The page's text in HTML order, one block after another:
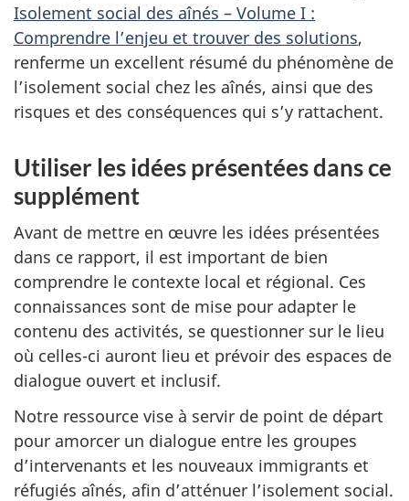
Isolement social des aînés – Volume I :
Comprendre l’enjeu et trouver des solutions,
renferme un excellent résumé du phénomène de
l’isolement social chez les aînés, ainsi que des
risques et des conséquences qui s’y rattachent.
Utiliser les idées présentées dans ce
supplément
Avant de mettre en œuvre les idées présentées
dans ce rapport, il est important de bien
comprendre le contexte local et régional. Ces
connaissances sont de mise pour adapter le
contenu des activités, se questionner sur le lieu
où celles-ci auront lieu et prévoir des espaces de
dialogue ouvert et inclusif.
Notre ressource vise à servir de point de départ
pour amorcer un dialogue entre les groupes
d’intervenants et les nouveaux immigrants et
réfugiés aînés, afin d’atténuer l’isolement social.